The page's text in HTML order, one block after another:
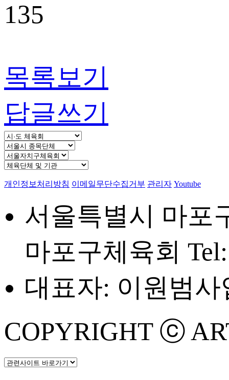
135
목록보기
답글쓰기
개인정보처리방침 이메일무단수집거부 관리자 Youtube
서울특별시 마포
마포구체육회
대표자: 이원범사
COPYRIGHT ⓒ